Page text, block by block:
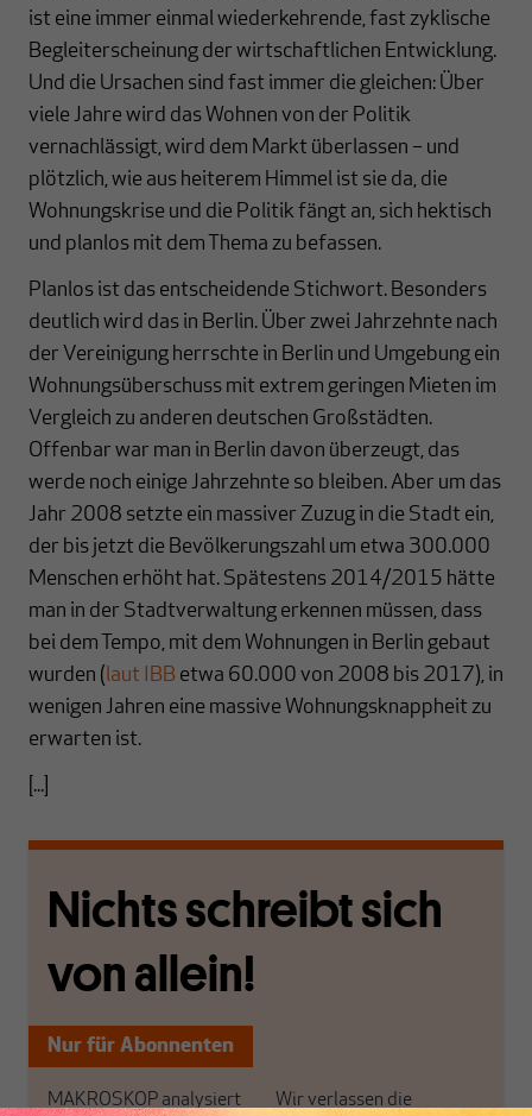
ist eine immer einmal wiederkehrende, fast zyklische
Begleiterscheinung der wirtschaftlichen Entwicklung.
Und die Ursachen sind fast immer die gleichen: Über
viele Jahre wird das Wohnen von der Politik
vernachlässigt, wird dem Markt überlassen – und
plötzlich, wie aus heiterem Himmel ist sie da, die
Wohnungskrise und die Politik fängt an, sich hektisch
und planlos mit dem Thema zu befassen.
Planlos ist das entscheidende Stichwort. Besonders
deutlich wird das in Berlin. Über zwei Jahrzehnte nach
der Vereinigung herrschte in Berlin und Umgebung ein
Wohnungsüberschuss mit extrem geringen Mieten im
Vergleich zu anderen deutschen Großstädten.
Offenbar war man in Berlin davon überzeugt, das
werde noch einige Jahrzehnte so bleiben. Aber um das
Jahr 2008 setzte ein massiver Zuzug in die Stadt ein,
der bis jetzt die Bevölkerungszahl um etwa 300.000
Menschen erhöht hat. Spätestens 2014/2015 hätte
man in der Stadtverwaltung erkennen müssen, dass
bei dem Tempo, mit dem Wohnungen in Berlin gebaut
wurden (laut IBB etwa 60.000 von 2008 bis 2017), in
wenigen Jahren eine massive Wohnungsknappheit zu
erwarten ist.
[...]
Nichts schreibt sich
von allein!
Nur für Abonnenten
MAKROSKOP analysiert
Wir verlassen die